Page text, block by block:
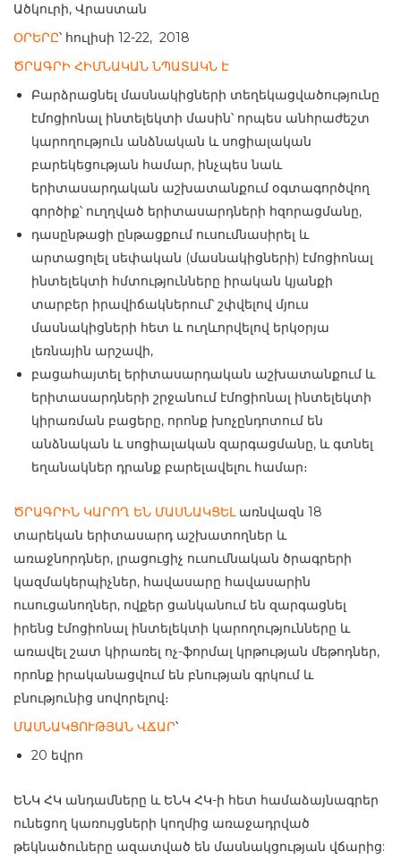
Ածկուրի, Վրաստան
ՕՐԵՐԸ՝ հուլիսի 12-22, 2018
ԾՐԱԳՐԻ ՀԻՄՆԱԿԱՆ ՆՊԱՏԱԿՆ Է
Բարձրացնել մասնակիցների տեղեկացվածությունը
էմոցիոնալ ինտելեկտի մասին՝ որպես անհրաժեշտ
կարողություն անձնական և սոցիալական
բարեկեցության համար, ինչպես նաև
երիտասարդական աշխատանքում օգտագործվող
գործիք՝ ուղղված երիտասարդների հզորացմանը,
դասընթացի ընթացքում ուսումնասիրել և
արտացոլել սեփական (մասնակիցների) էմոցիոնալ
ինտելեկտի հմտությունները իրական կյանքի
տարբեր իրավիճակներում՝ շփվելով մյուս
մասնակիցների հետ և ուղևորվելով երկօրյա
լեռնային արշավի,
բացահայտել երիտասարդական աշխատանքում և
երիտասարդների շրջանում էմոցիոնալ ինտելեկտի
կիրառման բացերը, որոնք խոչընդոտում են
անձնական և սոցիալական զարգացմանը, և գտնել
եղանակներ դրանք բարելավելու համար։
ԾՐԱԳՐԻՆ ԿԱՐՈՂ ԵՆ ՄԱՍՆԱԿՑԵԼառնվազն 18
տարեկան երիտասարդ աշխատողներ և
առաջնորդներ, լրացուցիչ ուսումնական ծրագրերի
կազմակերպիչներ, հավասարը հավասարին
ուսուցանողներ, ովքեր ցանկանում են զարգացնել
իրենց էմոցիոնալ ինտելեկտի կարողությունները և
առավել շատ կիրառել ոչ-ֆորմալ կրթության մեթոդներ,
որոնք իրականացվում են բնության գրկում և
բնությունից սովորելով։
ՄԱՍՆԱԿՑՈՒԹՅԱՆ ՎՃԱՐ՝
20 եվրո
ԵՆԿ ՀԿ անդամները և ԵՆԿ ՀԿ-ի հետ համաձայնագրեր
ունեցող կառույցների կողմից առաջադրված
թեկնածուները ազատված են մասնակցության վճարից: